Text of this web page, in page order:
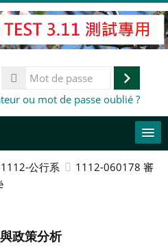
ou mot de passe oublié ?
1112-公行系
1112-060178 審
政策分析